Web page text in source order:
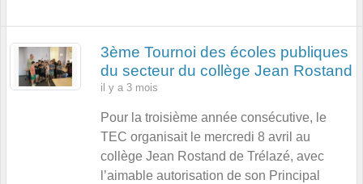
3ème Tournoi des écoles publiques
du secteur du collège Jean Rostand
il y a 3 mois
Pour la troisième année consécutive, le
TEC organisait le mercredi 8 avril au
collège Jean Rostand de Trélazé, avec
l’aimable autorisation de son Principal